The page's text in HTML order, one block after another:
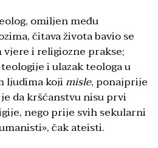
omiljen među
čitava života bavio se
i religiozne prakse;
i ulazak teologa u
ljudima kojimisle, ponajprije
da kršćanstvu nisu prvi
nego prije svih sekularni
čak ateisti.